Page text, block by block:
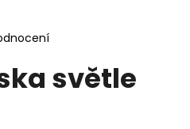
světle